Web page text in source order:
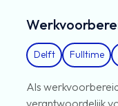
Delft Fulltime
Als
verantwoordelijk